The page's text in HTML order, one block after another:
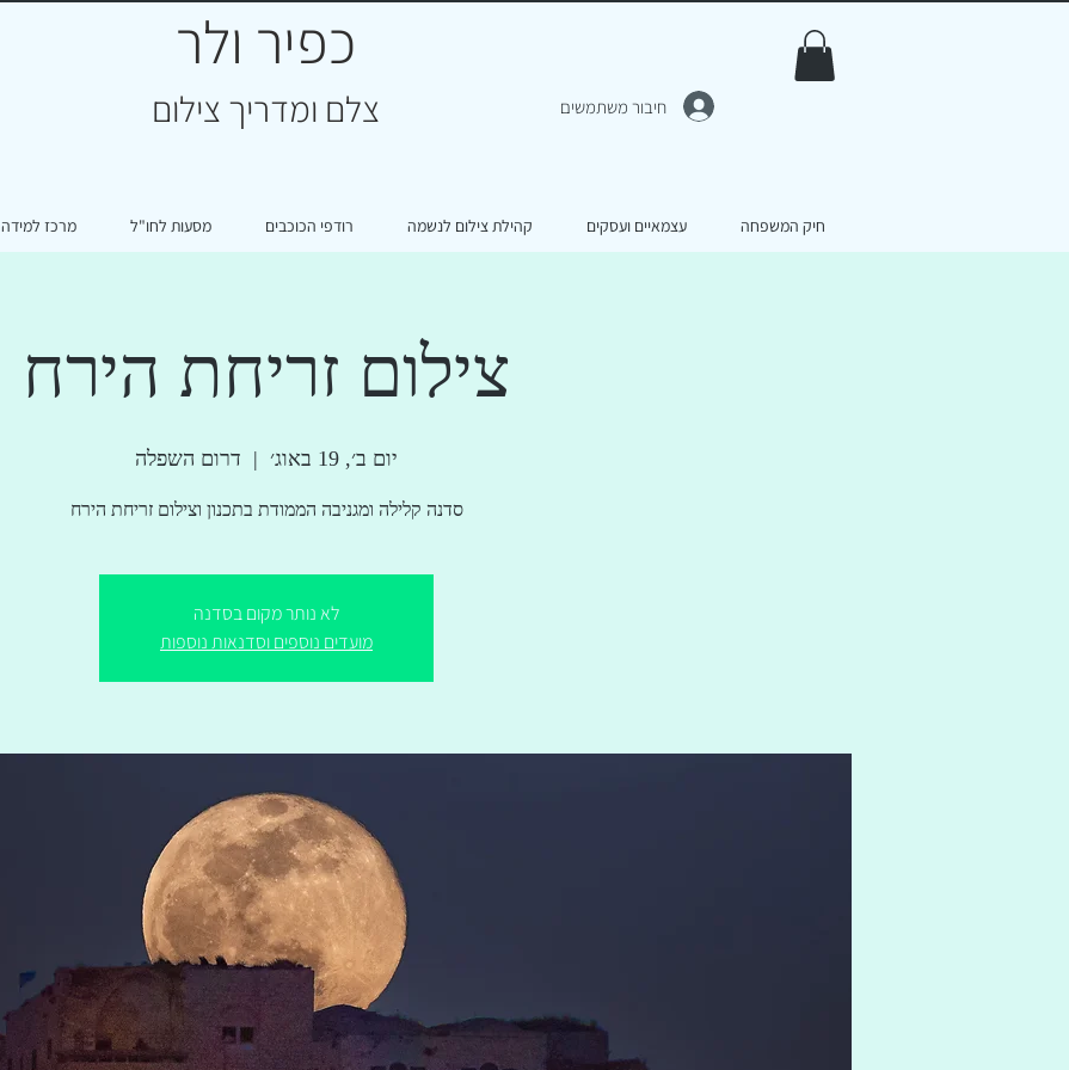
כפיר ולר
צלם ומדריך צילום חיבור משתמשים
חיק המשפחה עצמאיים ועסקים קהילת צילום לנשמה רודפי הכוכבים מסעות לחו"ל מרכז למידה
צילום זריחת הירח
יום ב׳, 19 באוג׳
  |
דרום השפלה
סדנה קלילה ומגניבה הממודת בתכנון וצילום זריחת הירח
לא נותר מקום בסדנה
מועדים נוספים וסדנאות נוספות